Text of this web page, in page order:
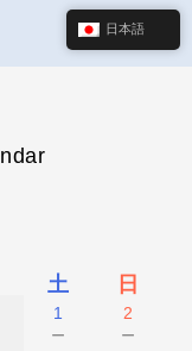
土 日
1
－
2
－
日本語